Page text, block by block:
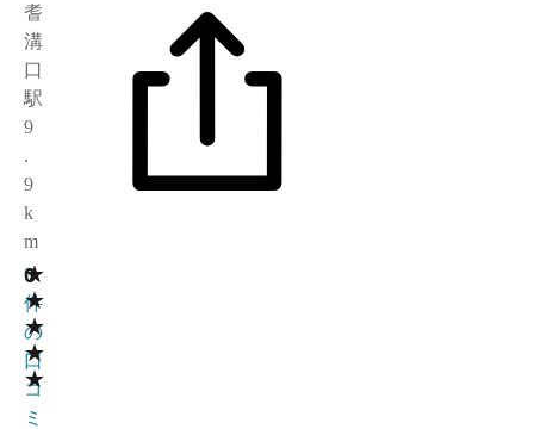
耆
溝
口
駅
9
.
9
k
m
★
★
★
★
★
0
0
件
の
口
コ
ミ